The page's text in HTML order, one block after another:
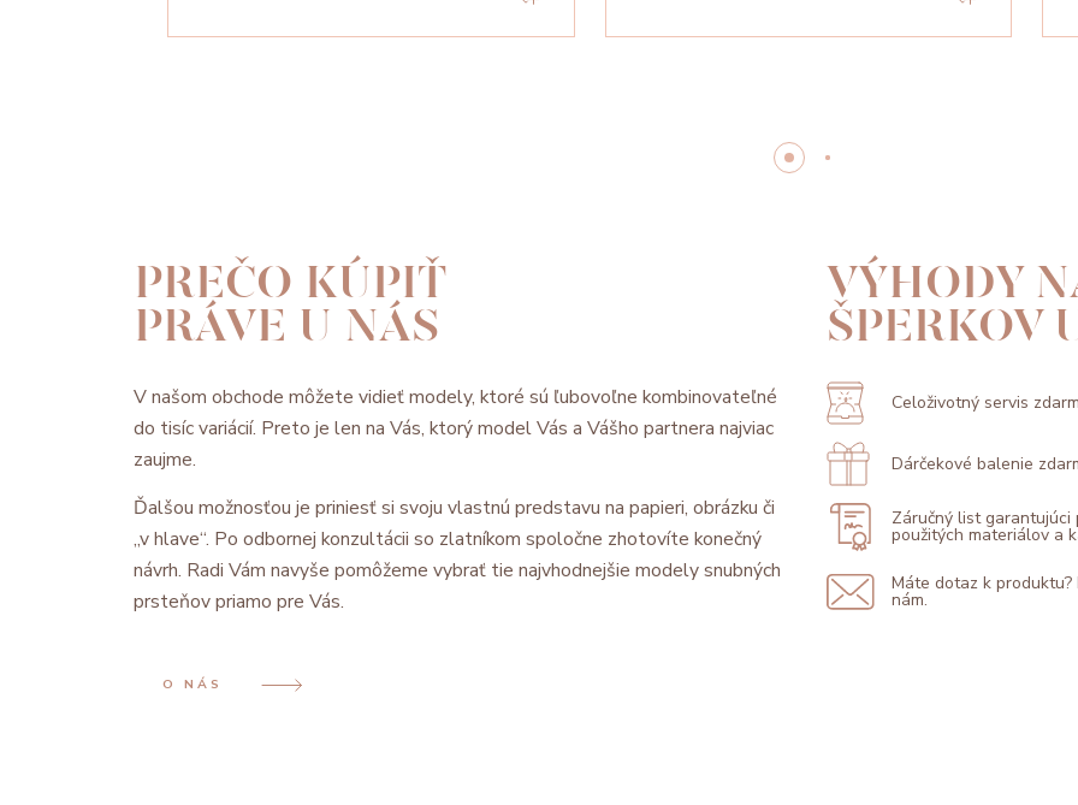
PREČO KÚPIŤ
PRÁVE U NÁS
V našom obchode môžete vidieť modely, ktoré sú ľubovoľne kombinovateľné
do tisíc variácií. Preto je len na Vás, ktorý model Vás a Vášho partnera najviac
zaujme.
Ďalšou možnosťou je priniesť si svoju vlastnú predstavu na papieri, obrázku či
„v hlave“. Po odbornej konzultácii so zlatníkom spoločne zhotovíte konečný
návrh. Radi Vám navyše pomôžeme vybrať tie najvhodnejšie modely snubných
prsteňov priamo pre Vás.
O NÁS
VÝHODY
ŠPERKOV
Celoživotný servis
Dárčekové balenie
Záručný list garantujúci
použitých materiálov a
Máte dotaz k produktu?
nám.